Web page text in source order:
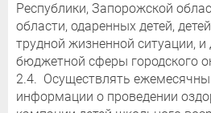
Республики, Запорожской
области, одаренных детей,
трудной жизненной ситуации, и
бюджетной сферы городского
2.4. Осуществлять
информации о проведении